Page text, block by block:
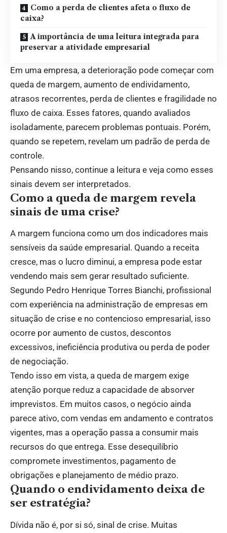
Como a perda de clientes afeta o fluxo de
caixa?
A importância de uma leitura integrada para
preservar a atividade empresarial
Em uma empresa, a deterioração pode começar com
queda de margem, aumento de endividamento,
atrasos recorrentes, perda de clientes e fragilidade no
fluxo de caixa. Esses fatores, quando avaliados
isoladamente, parecem problemas pontuais. Porém,
quando se repetem, revelam um padrão de perda de
controle.
Pensando nisso, continue a leitura e veja como esses
sinais devem ser interpretados.
Como a queda de margem revela
sinais de uma crise?
A margem funciona como um dos indicadores mais
sensíveis da saúde empresarial. Quando a receita
cresce, mas o lucro diminui, a empresa pode estar
vendendo mais sem gerar resultado suficiente.
Segundo Pedro Henrique Torres Bianchi, profissional
com experiência na administração de empresas em
situação de crise e no contencioso empresarial, isso
ocorre por aumento de custos, descontos
excessivos, ineficiência produtiva ou perda de poder
de negociação.
Tendo isso em vista, a queda de margem exige
atenção porque reduz a capacidade de absorver
imprevistos. Em muitos casos, o negócio ainda
parece ativo, com vendas em andamento e contratos
vigentes, mas a operação passa a consumir mais
recursos do que entrega. Esse desequilíbrio
compromete investimentos, pagamento de
obrigações e planejamento de médio prazo.
Quando o endividamento deixa de
ser estratégia?
Dívida não é, por si só, sinal de crise. Muitas